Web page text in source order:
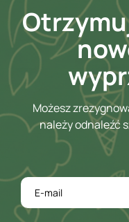
Możesz
należy odnaleźć